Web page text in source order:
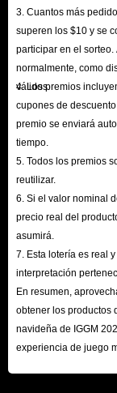
4. Participa en
Si eres un jugador
como premios en
grupos y
ayudar.
5. Completa
Siempre tienes la
desbloquear créditos
canjear algunos
6. Compra en tiendas
Sin embargo, para
comprar directamente
tiendas de terceros
tiempo a actividades
¿Cuáles son
3. Cuantos más
superen los $10 y se
participar en el
normalmente, como
válidos.
4. Los premios
cupones de
premio se enviará
tiempo.
5. Todos los premios
reutilizar.
6. Si el valor nominal
precio real del
asumirá.
7. Esta lotería es real
interpretación
En resumen,
obtener los productos
navideña de IGGM
experiencia de juego